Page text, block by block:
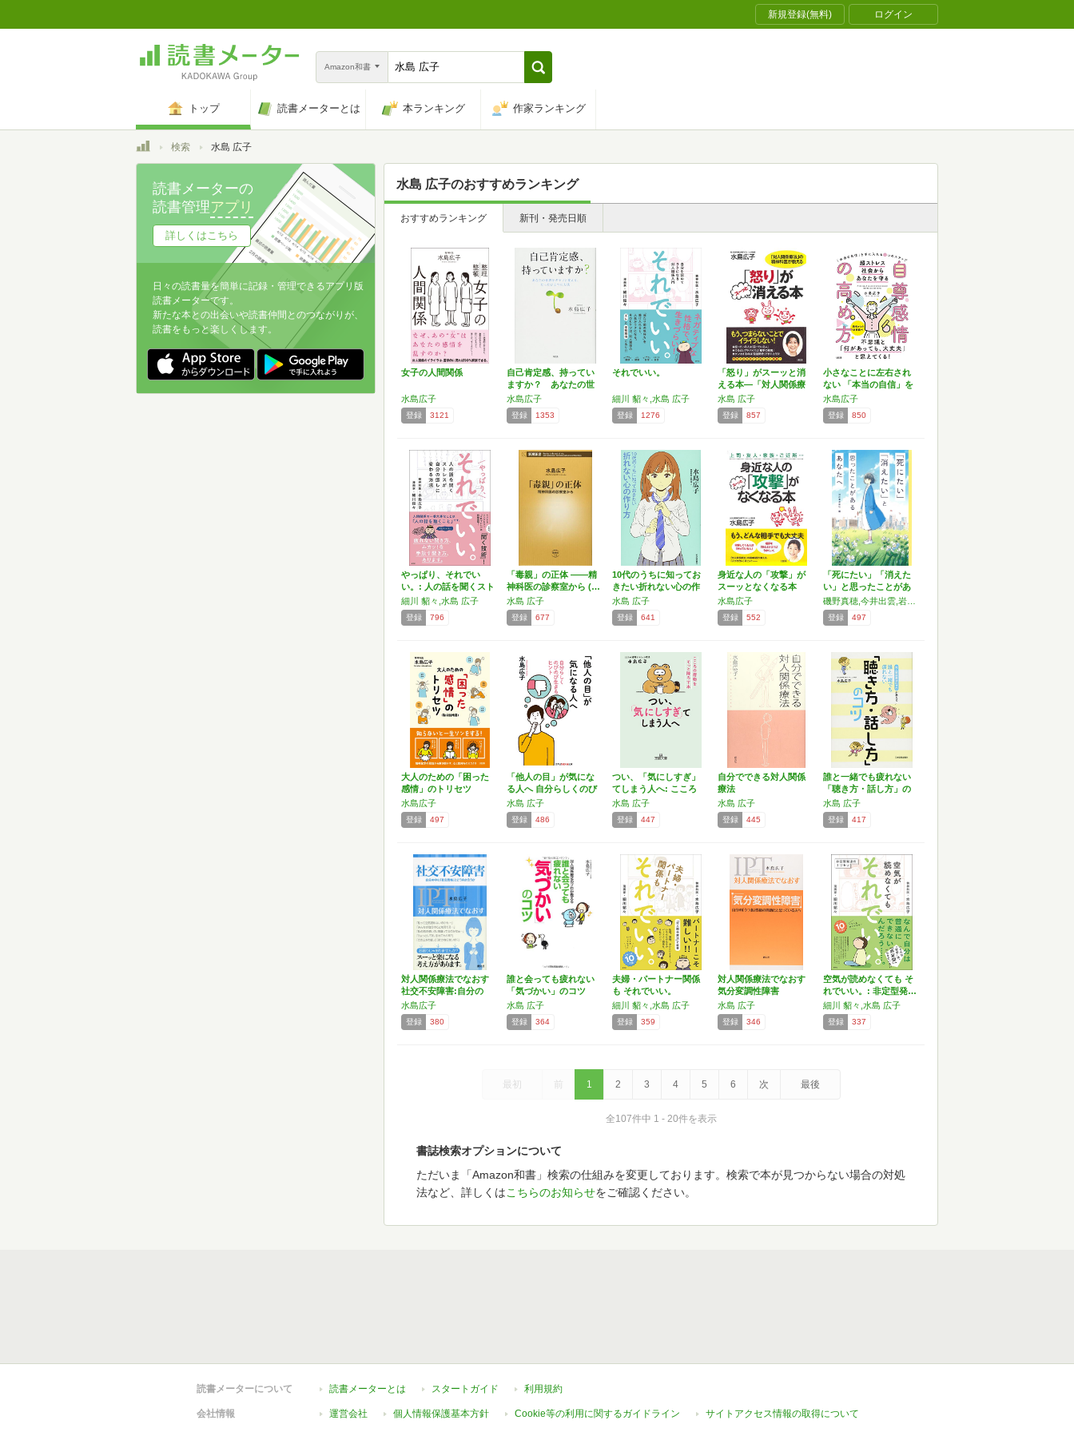
新規登録(無料) ログイン
Amazon和書
トップ 読書メーターとは 本ランキング 作家ランキング
トップ検索 水島 広子
水島 広子のおすすめランキング
おすすめランキング 新刊・発売日順
女子の人間関係
水島広子
登録 3121
自己肯定感、持ってい
ますか？ あなたの世
界を…
水島広子
登録 1353
それでいい。
細川 貂々,水島 広子
登録 1276
「怒り」がスーッと消
える本―「対人関係療
法」…
水島 広子
登録 857
小さなことに左右され
ない 「本当の自信」を
手…
水島広子
登録 850
やっぱり、それでい
い。: 人の話を聞くスト
レ…
細川 貂々,水島 広子
登録 796
「毒親」の正体 ――精
神科医の診察室から (…
水島 広子
登録 677
10代のうちに知ってお
きたい折れない心の作
り方
水島 広子
登録 641
身近な人の「攻撃」が
スーッとなくなる本
水島広子
登録 552
「死にたい」「消えた
い」と思ったことがあ
るあ…
登録 497
大人のための「困った
感情」のトリセツ
水島広子
登録 497
「他人の目」が気にな
る人へ 自分らしくのび
の…
水島 広子
登録 486
つい、「気にしすぎ」
てしまう人へ: こころ
の…
水島 広子
登録 447
自分でできる対人関係
療法
水島 広子
登録 445
誰と一緒でも疲れない
「聴き方・話し方」の
コツ
水島 広子
登録 417
対人関係療法でなおす
社交不安障害:自分の
中…
水島広子
登録 380
誰と会っても疲れない
「気づかい」のコツ
水島 広子
登録 364
夫婦・パートナー関係
も それでいい。
細川 貂々,水島 広子
登録 359
対人関係療法でなおす
気分変調性障害
水島 広子
登録 346
空気が読めなくても そ
れでいい。: 非定型発…
細川 貂々,水島 広子
登録 337
最初 前 1 2 3 4 5 6 次 最後
全107件中 1 - 20件を表示
書誌検索オプションについて
ただいま「Amazon和書」検索の仕組みを変更しております。検索で本が見つからない場合の対処
法など、詳しくはこちらのお知らせをご確認ください。
読書メーターの
読書管理アプリ
詳しくはこちら
日々の読書量を簡単に記録・管理できるアプリ版
読書メーターです。
新たな本との出会いや読書仲間とのつながりが、
読書をもっと楽しくします。
読書メーターについて 読書メーターとは スタートガイド 利用規約
会社情報 運営会社 個人情報保護基本方針 Cookie等の利用に関するガイドライン サイトアクセス情報の取得について